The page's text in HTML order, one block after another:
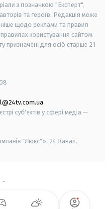
з позначкою "Експерт",
та героїв. Редакція може
щодо реклами та правил
користування сайтом.
призначені для осіб старше 21
суб'єктів у сфері медіа —
"Люкс"», 24 Канал.
-